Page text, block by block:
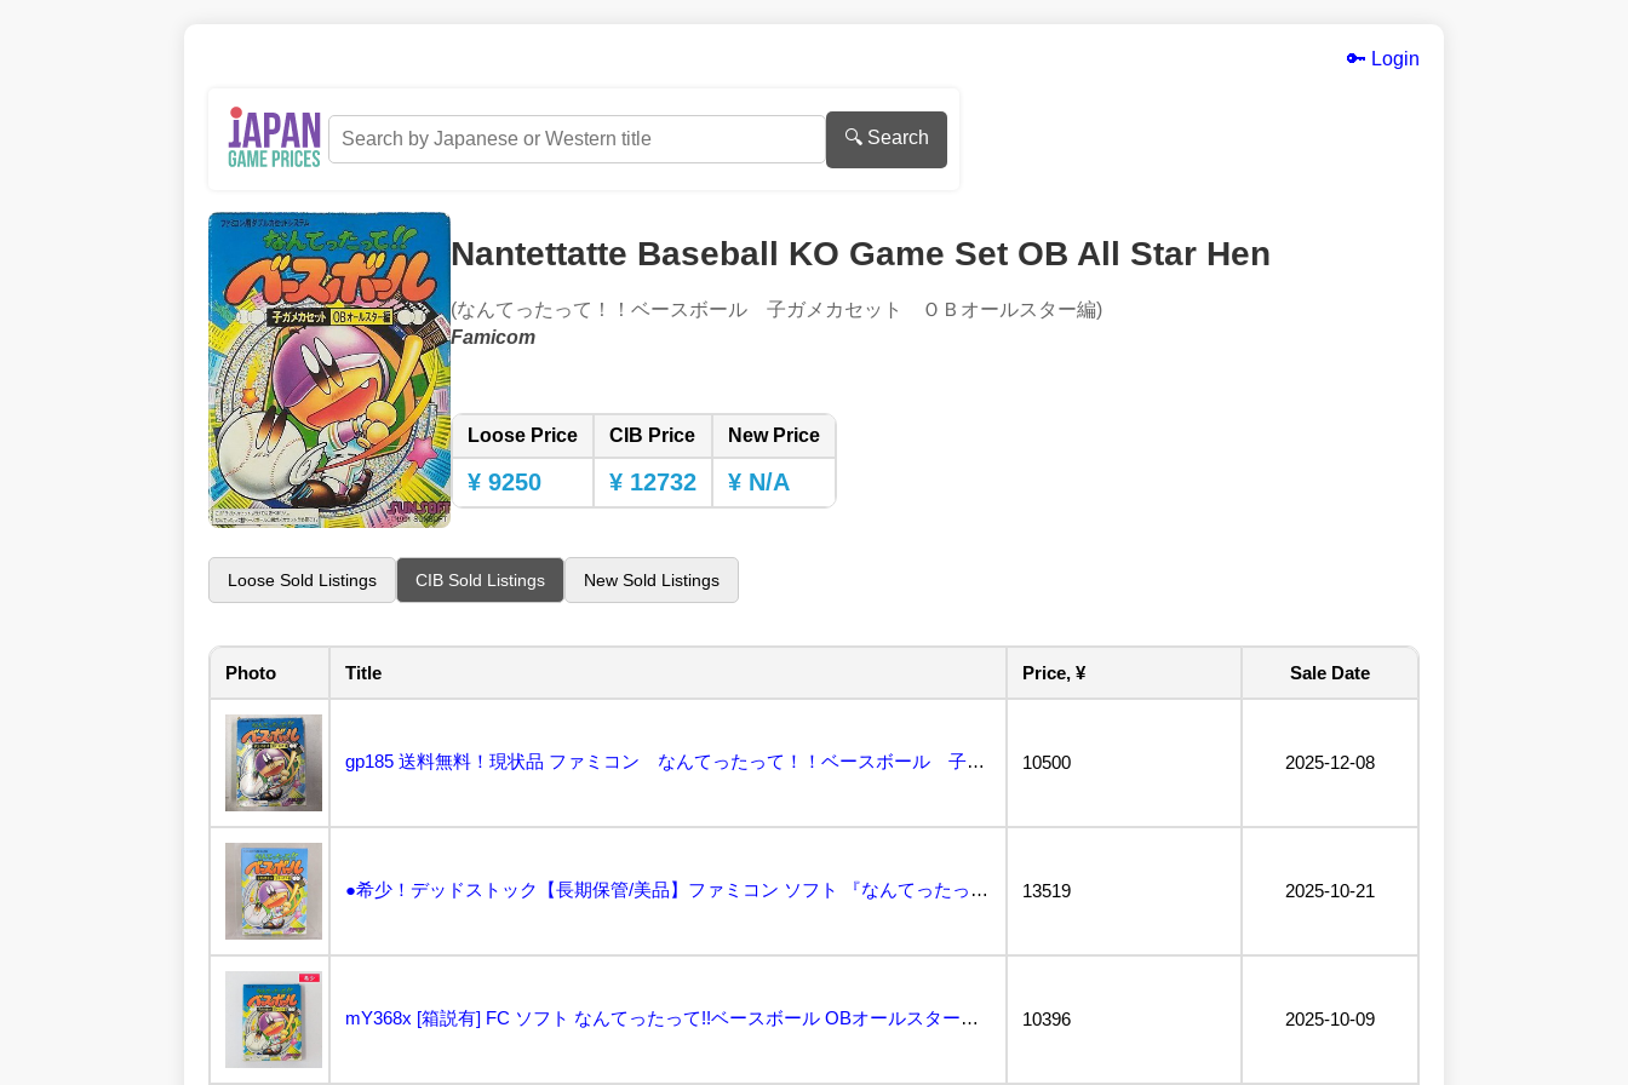
🔑 Login
🔍 Search
Nantettatte Baseball KO Game Set OB All Star Hen
(なんてったって！！ベースボール 子ガメカセット ＯＢオールスター編)
Famicom
Loose Price CIB Price New Price
¥ 9250 ¥ 12732 ¥ N/A
Loose Sold Listings CIB Sold Listings New Sold Listings
Photo Title Price, ¥ Sale Date
gp185 送料無料！現状品 ファミコン なんてったって！！ベースボール 子ガメカセット OBオール... 10500 2025-12-08
●希少！デッドストック【長期保管/美品】ファミコン ソフト 『なんてったって!!ベースボール 子ガメ... 13519 2025-10-21
mY368x [箱説有] FC ソフト なんてったって!!ベースボール OBオールスター編 子ガメカ... 10396 2025-10-09